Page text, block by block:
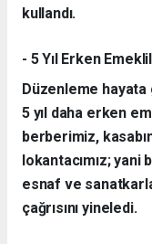
kullandı.
- 5 Yıl Erken
Düzenleme hayata
5 yıl daha erken
berberimiz,
lokantacımız; yani
esnaf ve
çağrısını yineledi.